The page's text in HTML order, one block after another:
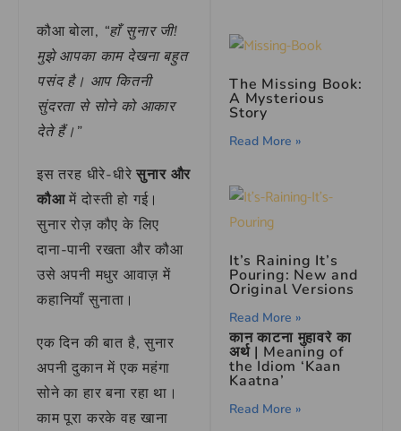
कौआ बोला, “हाँ सुनार जी!
मुझे आपका काम देखना बहुत
पसंद है। आप कितनी
सुंदरता से सोने को आकार
देते हैं।”
इस तरह धीरे-धीरेसुनार और
कौआमें दोस्ती हो गई।
सुनार रोज़ कौए के लिए
दाना-पानी रखता और कौआ
उसे अपनी मधुर आवाज़ में
कहानियाँ सुनाता।
एक दिन की बात है, सुनार
अपनी दुकान में एक महंगा
सोने का हार बना रहा था।
काम पूरा करके वह खाना
The Missing Book:
A Mysterious
Story
Read More »
It’s Raining It’s
Pouring: New and
Original Versions
Read More »
कान काटना मुहावरे का
अर्थ | Meaning of
the Idiom ‘Kaan
Kaatna’
Read More »